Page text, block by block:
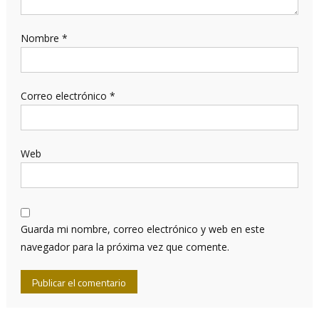
Nombre *
Correo electrónico *
Web
Guarda mi nombre, correo electrónico y web en este
navegador para la próxima vez que comente.